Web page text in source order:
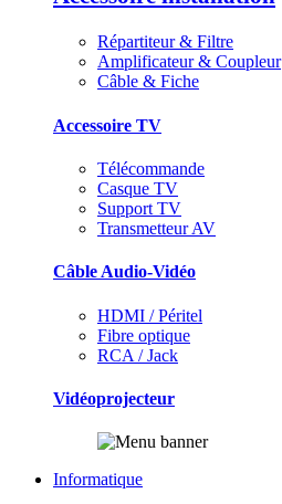
Répartiteur & Filtre
Amplificateur & Coupleur
Câble & Fiche
Accessoire TV
Télécommande
Casque TV
Support TV
Transmetteur AV
Câble Audio-Vidéo
HDMI / Péritel
Fibre optique
RCA / Jack
Vidéoprojecteur
Informatique